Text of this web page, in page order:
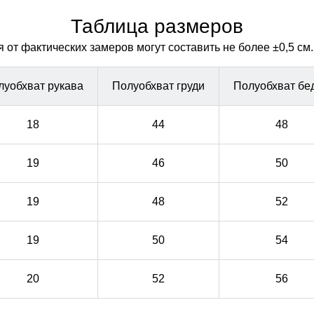
Таблица размеров
фактических замеров могут составить не более ±0,5
рукава Полуобхват груди Полуобхват
18 44 48
19 46 50
19 48 52
19 50 54
20 52 56